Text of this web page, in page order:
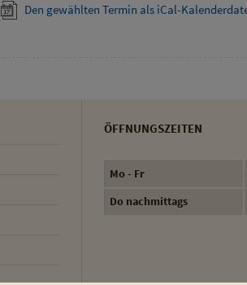
Den gewählten Termin als iCal-
ÖFFNUNGSZEITEN
Mo - Fr
Do nachmittags